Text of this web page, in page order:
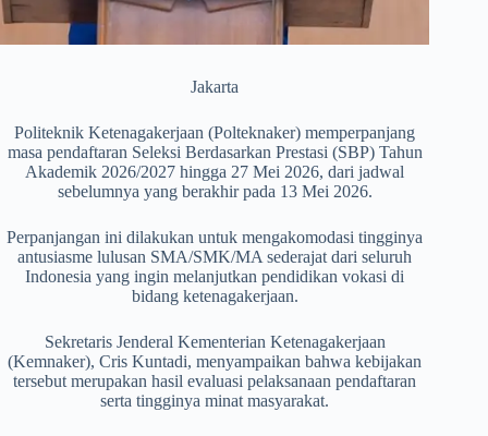
Jakarta
Politeknik Ketenagakerjaan (Polteknaker) memperpanjang
masa pendaftaran Seleksi Berdasarkan Prestasi (SBP) Tahun
Akademik 2026/2027 hingga 27 Mei 2026, dari jadwal
sebelumnya yang berakhir pada 13 Mei 2026.
Perpanjangan ini dilakukan untuk mengakomodasi tingginya
antusiasme lulusan SMA/SMK/MA sederajat dari seluruh
Indonesia yang ingin melanjutkan pendidikan vokasi di
bidang ketenagakerjaan.
Sekretaris Jenderal Kementerian Ketenagakerjaan
(Kemnaker), Cris Kuntadi, menyampaikan bahwa kebijakan
tersebut merupakan hasil evaluasi pelaksanaan pendaftaran
serta tingginya minat masyarakat.